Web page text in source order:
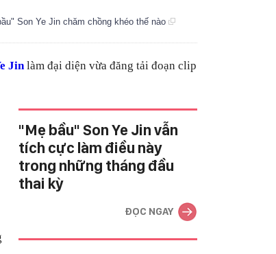
Son Ye Jin chăm chồng khéo thế nào
Jinlàm đại diện vừa đăng tải đoạn clip
"Mẹ bầu" Son Ye Jin vẫn
tích cực làm điều này
trong những tháng đầu
thai kỳ
ĐỌC NGAY